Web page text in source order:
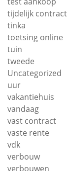
tijdelijk contract
tinka
toetsing online
tuin
tweede
Uncategorized
uur
vakantiehuis
vandaag
vast contract
vaste rente
vdk
verbouw
verbouwen